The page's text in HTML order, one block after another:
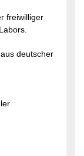
freiwilliger
deutscher